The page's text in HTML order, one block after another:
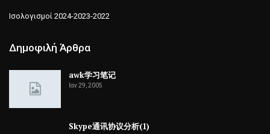
Ισολογισμοί 2024-2023-2022
Δημοφιλή Άρθρα
awk学习笔记
Ιαν 29, 2005
Skype通讯协议分析(1)